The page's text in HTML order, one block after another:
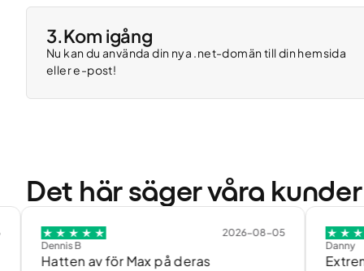
3.Kom igång
Nu kan du använda din nya .net-domän till din hemsida
eller e-post!
Det här säger våra kunder
2026-08-05
Hatten av för Max på deras
Extremt